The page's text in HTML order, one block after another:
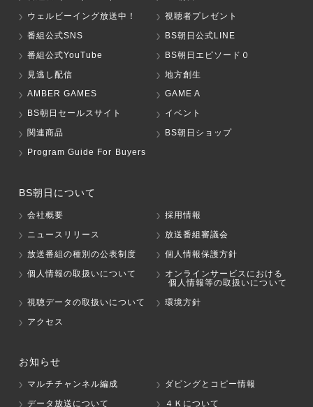
ウェルビーイング放送中！
視聴者プレゼント
番組公式SNS
BS朝日公式LINE
番組公式YouTube
BS朝日エピソード０
見逃し配信
地方創生
AMBER GAMES
GAME A
BS朝日セールスサイト
イベント
関連商品
BS朝日ショップ
Program Guide For Buyers
BS朝日について
会社概要
採用情報
ニュースリリース
放送番組審議会
放送番組の種別の公表制度
個人情報保護方針
個人情報の取扱いについて
オンラインサービスにおける
個人情報等の取扱いについて
視聴データの取扱いについて
環境方針
アクセス
お知らせ
マルチチャンネル編成
ダビングとコピー情報
データ放送について
４Ｋについて